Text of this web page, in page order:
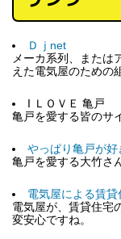
Ｄｊnet
メーカ系列、または
えた電気屋のための
I ＬＯＶＥ 亀戸
亀戸を愛する皆のサ
やっぱり亀戸が好
亀戸を愛する大竹さ
電気屋による賃貸
電気屋が、賃貸住宅
変安心ですね。